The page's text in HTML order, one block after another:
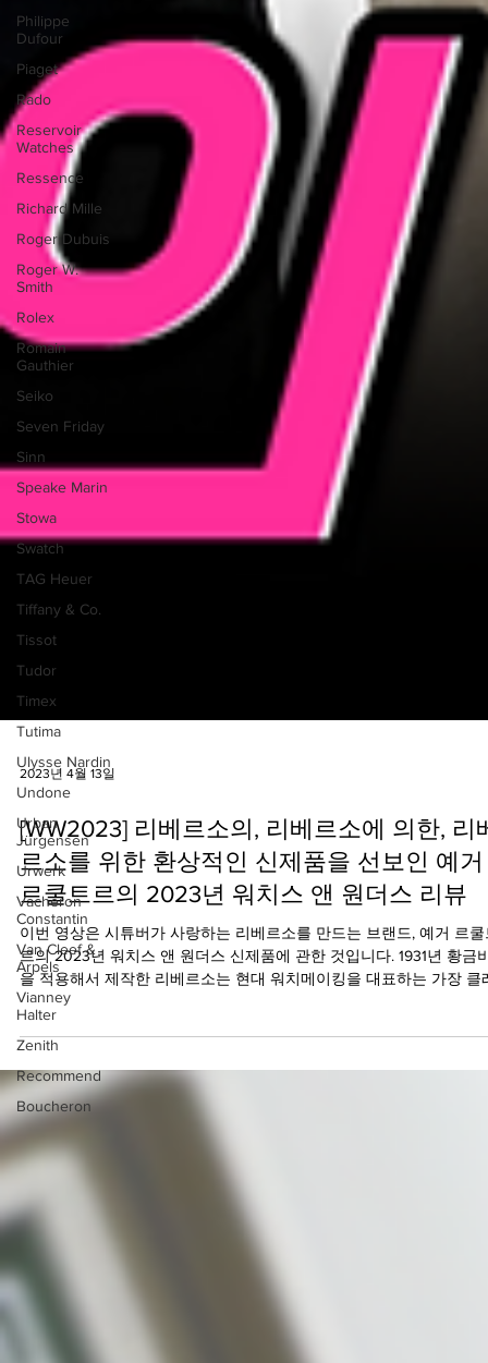
Philippe
Dufour
Piaget
Rado
Reservoir
Watches
Ressence
Richard Mille
Roger Dubuis
Roger W.
Smith
Rolex
Romain
Gauthier
Seiko
Seven Friday
Sinn
Speake Marin
Stowa
Swatch
TAG Heuer
Tiffany & Co.
Tissot
Tudor
Timex
Tutima
Ulysse Nardin
Undone
Urban
Jürgensen
Urwerk
Vacheron
Constantin
Van Cleef &
Arpels
Vianney
Halter
Zenith
Recommend
Boucheron
2023년 4월 13일
[WW2023] 리베르소의, 리베르소에 의한, 리
르소를 위한 환상적인 신제품을 선보인 예거
르쿨트르의 2023년 워치스 앤 원더스 리뷰
이번 영상은 시튜버가 사랑하는 리베르소를 만드는 브랜드, 예거 르쿨
르의 2023년 워치스 앤 원더스 신제품에 관한 것입니다. 1931년 황금
을 적용해서 제작한 리베르소는 현대 워치메이킹을 대표하는 가장 클
식한 타임피스라고 할 수 있습니다....